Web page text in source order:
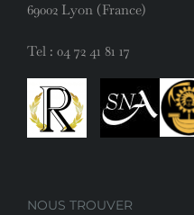
69002 Lyon (France)
Tel : 04 72 41 81 17
NOUS TROUVER